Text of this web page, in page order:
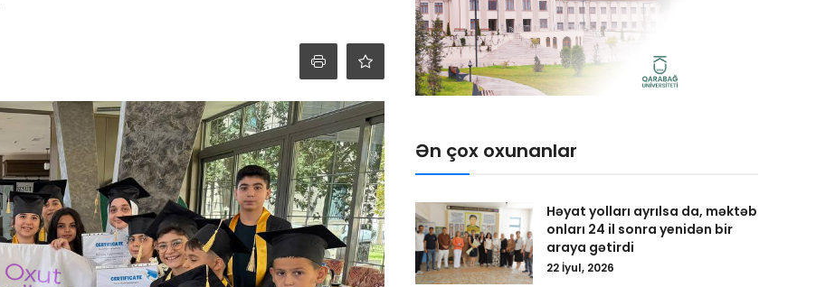
Ən çox oxunanlar
Həyat yolları ayrılsa da, məktəb
onları 24 il sonra yenidən bir
araya gətirdi
22 İyul, 2026